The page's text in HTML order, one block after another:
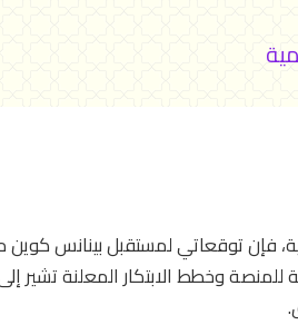
توقعاتي لمستقبل بينانس كوين